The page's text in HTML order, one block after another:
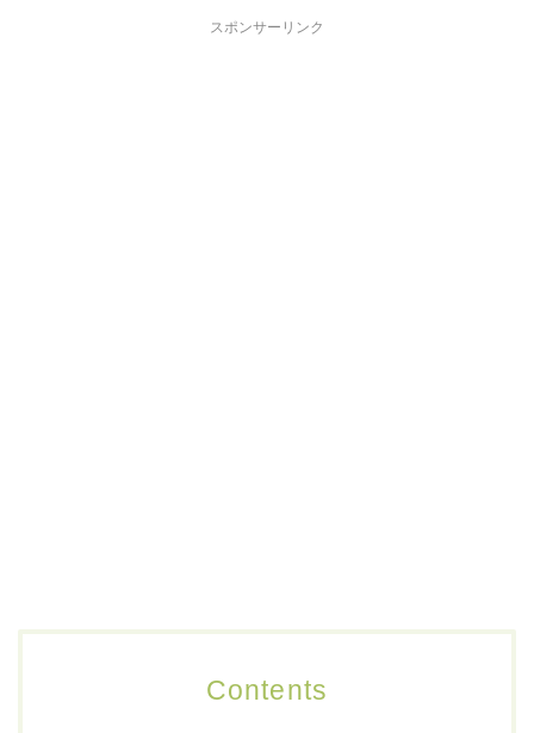
スポンサーリンク
Contents